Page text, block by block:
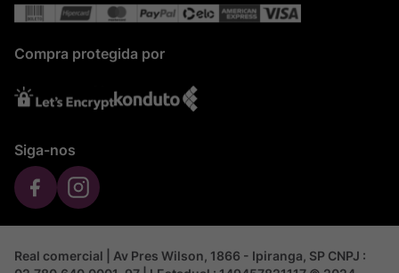
Compra protegida por
Siga-nos
Real comercial | Av Pres Wilson, 1866 - Ipiranga, SP CNPJ :